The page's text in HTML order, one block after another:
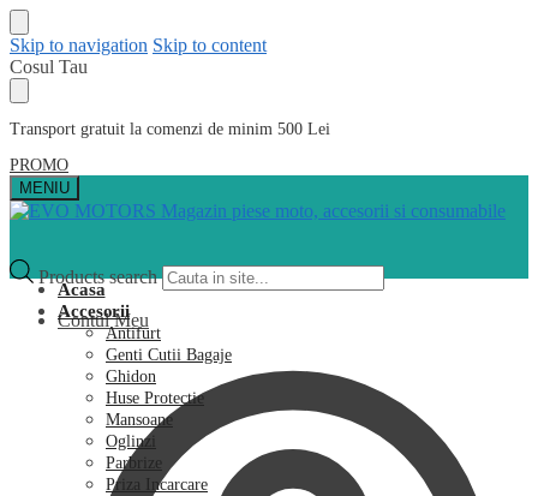
Skip to navigation Skip to content
Cosul Tau
Transport gratuit la comenzi de minim 500 Lei
PROMO
MENIU
Products search
Contul Meu
Acasa
Accesorii
Antifurt
Genti Cutii Bagaje
Ghidon
Huse Protectie
Mansoane
Oglinzi
Parbrize
Priza Incarcare